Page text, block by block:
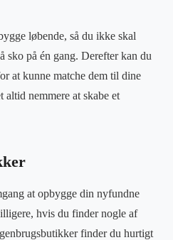
løbende, så du ikke skal
sko på én gang. Derefter kan du
at kunne matche dem til dine
nemmere at skabe et
at opbygge din nyfundne
hvis du finder nogle af
finder du hurtigt